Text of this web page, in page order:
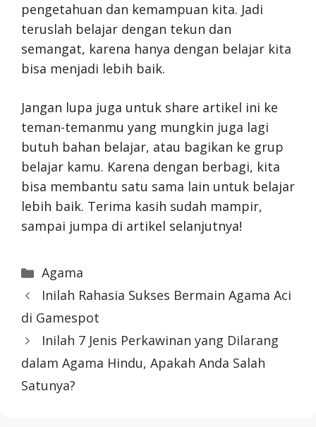
pengetahuan dan kemampuan kita. Jadi
teruslah belajar dengan tekun dan
semangat, karena hanya dengan belajar kita
bisa menjadi lebih baik.
Jangan lupa juga untuk share artikel ini ke
teman-temanmu yang mungkin juga lagi
butuh bahan belajar, atau bagikan ke grup
belajar kamu. Karena dengan berbagi, kita
bisa membantu satu sama lain untuk belajar
lebih baik. Terima kasih sudah mampir,
sampai jumpa di artikel selanjutnya!
Categories
Agama
Inilah Rahasia Sukses Bermain Agama Aci
di Gamespot
Inilah 7 Jenis Perkawinan yang Dilarang
dalam Agama Hindu, Apakah Anda Salah
Satunya?